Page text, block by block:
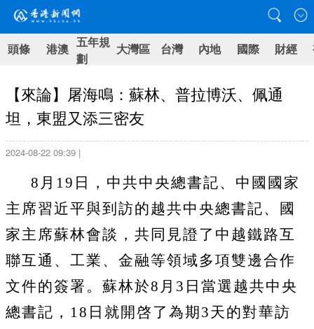
頭條 港澳 五年規
劃
大灣區 台灣 內地 國際 財經
【來論】屠海鳴：蘇林、普拉博沃、佩通
坦，東盟又添三密友
2024-08-22 09:39 |
8 月 19 日，中共中央總書記、中國國家
主席習近平與到訪的越共中央總書記、國
家主席蘇林會談，共同見證了中越鐵路互
聯互通、工業、金融等領域多項雙邊合作
文件的簽署。蘇林於8 月 3 日當選越共中央
總書記， 18 日就開啓了為期 3天的對華訪